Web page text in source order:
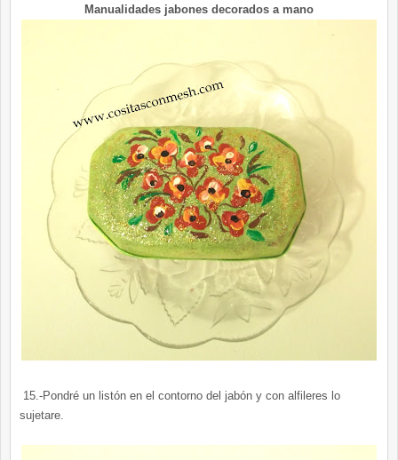
Manualidades jabones decorados a mano
15.-Pondré un listón en el contorno del jabón y con alfileres lo
sujetare.